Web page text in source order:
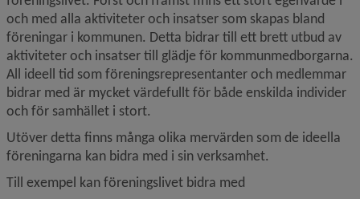
och med alla aktiviteter och insatser som skapas bland
föreningar i kommunen. Detta bidrar till ett brett utbud av
aktiviteter och insatser till glädje för kommunmedborgarna.
All ideell tid som föreningsrepresentanter och medlemmar
bidrar med är mycket värdefullt för både enskilda individer
och för samhället i stort.
Utöver detta finns många olika mervärden som de ideella
föreningarna kan bidra med i sin verksamhet.
Till exempel kan föreningslivet bidra med